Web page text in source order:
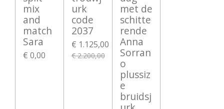
mix
and
match
Sara
€ 0,00
urk
code
2037
€ 1.125,00
€ 2.200,00
met de
schitte
rende
Anna
Sorran
o
plussiz
e
bruidsj